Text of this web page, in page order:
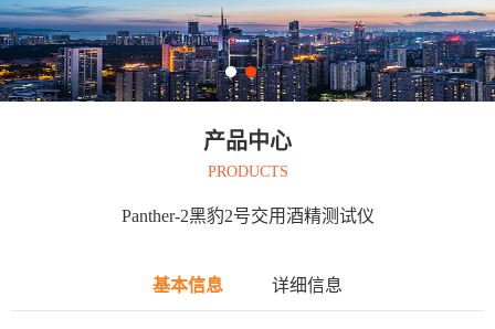
产品中心
PRODUCTS
Panther-2黑豹2号交用酒精测试仪
基本信息 详细信息